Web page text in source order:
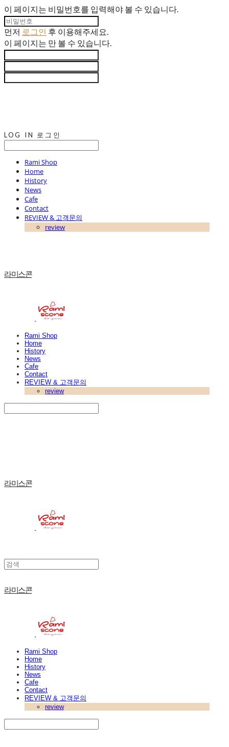
이 페이지는 비밀번호를 입력해야 볼 수 있습니다.
먼저 로그인 후 이용해주세요.
이 페이지는 만 볼 수 있습니다.
LOG IN 로그인
Rami Shop
Home
History
News
Cafe
Contact
REVIEW & 고객문의
review
라미스콘
Rami Shop
Home
History
News
Cafe
Contact
REVIEW & 고객문의
review
라미스콘
라미스콘
Rami Shop
Home
History
News
Cafe
Contact
REVIEW & 고객문의
review